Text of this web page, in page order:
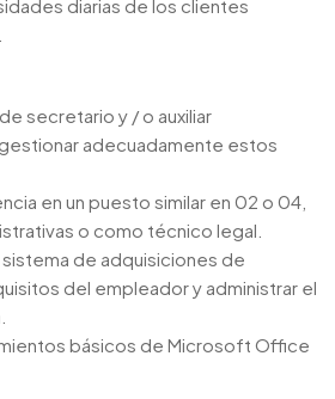
diarias de los clientes
secretario y / o auxiliar
adecuadamente estos
en un puesto similar en 02 o 04,
o como técnico legal.
de adquisiciones de
del empleador y administrar el
básicos de Microsoft Office